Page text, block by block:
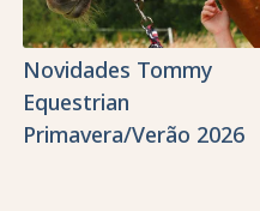
Novidades Tommy
Equestrian
Primavera/Verão 2026